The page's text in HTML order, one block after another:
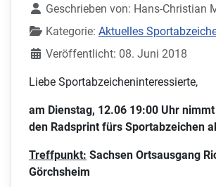
Geschrieben von: Hans-Christian
Kategorie: Aktuelles
Veröffentlicht: 08. Juni 2018
Liebe Sportabzeicheninteressierte,
am Dienstag, 12.06 19:00 Uhr
den Radsprint fürs Sportabzeichen
Treffpunkt: Sachsen Ortsausgang
Görchsheim